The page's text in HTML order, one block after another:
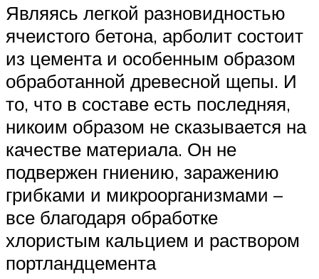
Являясь легкой разновидностью
ячеистого бетона, арболит состоит
из цемента и особенным образом
обработанной древесной щепы. И
то, что в составе есть последняя,
никоим образом не сказывается на
качестве материала. Он не
подвержен гниению, заражению
грибками и микроорганизмами –
все благодаря обработке
хлористым кальцием и раствором
портландцемента